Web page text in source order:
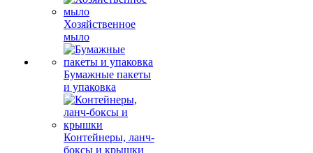
Хозяйственное
мыло
Бумажные пакеты
и упаковка
Контейнеры, ланч-
боксы и крышки